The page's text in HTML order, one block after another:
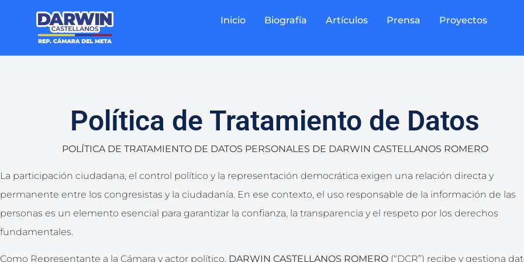
Inicio Biografía Artículos Prensa Proyectos
Política de Tratamiento de Datos
POLÍTICA DE TRATAMIENTO DE DATOS PERSONALES DE DARWIN CASTELLANOS ROMERO
La participación ciudadana, el control político y la representación democrática exigen una relación directa y
permanente entre los congresistas y la ciudadanía. En ese contexto, el uso responsable de la información de las
personas es un elemento esencial para garantizar la confianza, la transparencia y el respeto por los derechos
fundamentales.
Como Representante a la Cámara y actor político, DARWIN CASTELLANOS ROMERO (“DCR”) recibe y gestiona